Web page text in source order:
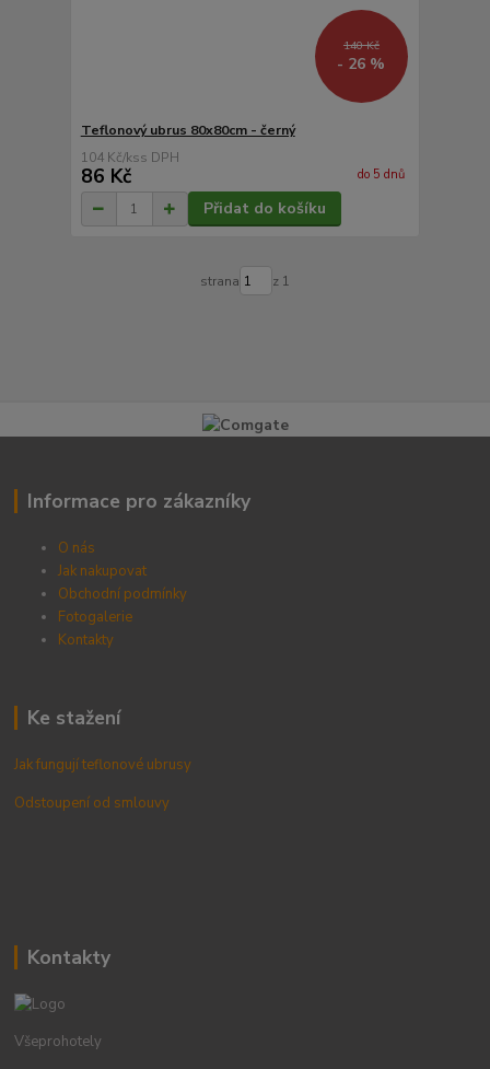
140 Kč
- 26 %
Teflonový ubrus 80x80cm - černý
104 Kč/ks
86 Kč do 5 dnů
Přidat do košíku
strana z 1
Informace pro zákazníky
O nás
Jak nakupovat
Obchodní podmínky
Fotogalerie
Kontakty
Ke stažení
Jak fungují teflonové ubrusy
Odstoupení od smlouvy
Kontakty
Všeprohotely